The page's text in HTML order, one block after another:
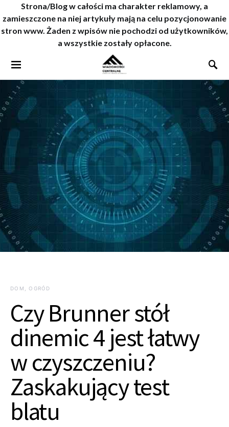
Strona/Blog w całości ma charakter reklamowy, a
zamieszczone na niej artykuły mają na celu pozycjonowanie
stron www. Żaden z wpisów nie pochodzi od użytkowników,
a wszystkie zostały opłacone.
DOM, OGRÓD
Czy Brunner stół
dinemic 4 jest łatwy
w czyszczeniu?
Zaskakujący test
blatu